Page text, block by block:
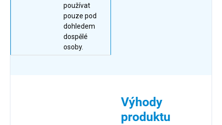
používat
pouze pod
dohledem
dospělé
osoby.
Výhody
produktu